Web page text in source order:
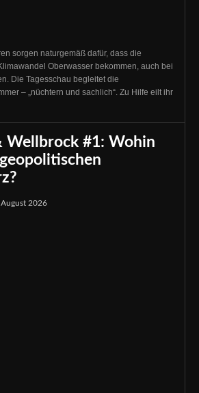
sorgen naturgemäß dafür, dass die
Oberwasser bekommen, auch bei
Die Tagesschau begleitet die
– „nüchtern und sachlich“. Zu Hilfe eilt ihr
Wellbrock #1: Wohin
2026